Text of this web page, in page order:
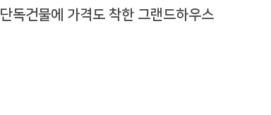
단독건물에 가격도 착한 그랜드하우스